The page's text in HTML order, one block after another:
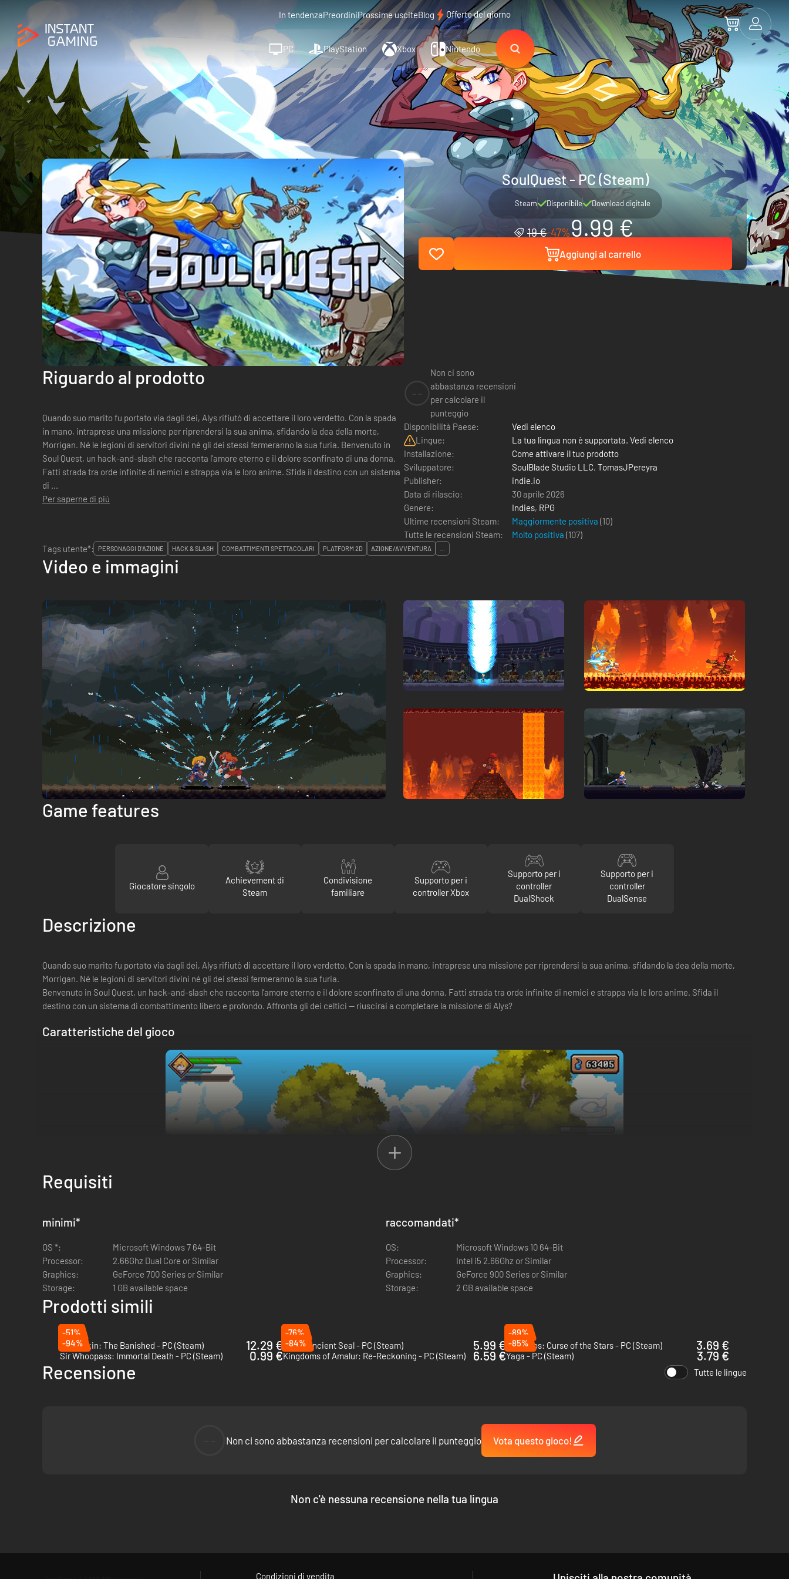
In tendenzaPreordiniProssime usciteBlog Offerte del giorno
PC PlayStation Xbox Nintendo
SoulQuest - PC (Steam)
Steam Disponibile Download digitale
19 €-47%9.99 €
Aggiungi al carrello
Riguardo al prodotto
Quando suo marito fu portato via dagli dei, Alys rifiutò di accettare il loro verdetto. Con la spada
in mano, intraprese una missione per riprendersi la sua anima, sfidando la dea della morte,
Morrigan. Né le legioni di servitori divini né gli dei stessi fermeranno la sua furia. Benvenuto in
Soul Quest, un hack-and-slash che racconta l’amore eterno e il dolore sconfinato di una donna.
Fatti strada tra orde infinite di nemici e strappa via le loro anime. Sfida il destino con un sistema
di ...
Per saperne di più
Non ci sono
abbastanza recensioni
per calcolare il
punteggio
Disponibilità Paese:
Vedi elenco
Lingue:
La tua lingua non è supportata. Vedi elenco
Installazione:
Come attivare il tuo prodotto
Sviluppatore:
SoulBlade Studio LLC, TomasJPereyra
Publisher:
indie.io
Data di rilascio:
30 aprile 2026
Genere:
Indies, RPG
Ultime recensioni Steam:
Maggiormente positiva (10)
Tutte le recensioni Steam:
Molto positiva (107)
Tags utente*:
PERSONAGGI D'AZIONE HACK & SLASH COMBATTIMENTI SPETTACOLARI PLATFORM 2D AZIONE/AVVENTURA ...
Video e immagini
Game features
Giocatore singolo
Achievement di
Steam
Condivisione
familiare
Supporto per i
controller Xbox
Supporto per i
controller
DualShock
Supporto per i
controller
DualSense
Descrizione
Quando suo marito fu portato via dagli dei, Alys rifiutò di accettare il loro verdetto. Con la spada in mano, intraprese una missione per riprendersi la sua anima, sfidando la dea della morte,
Morrigan. Né le legioni di servitori divini né gli dei stessi fermeranno la sua furia.
Benvenuto in Soul Quest, un hack-and-slash che racconta l’amore eterno e il dolore sconfinato di una donna. Fatti strada tra orde infinite di nemici e strappa via le loro anime. Sfida il
destino con un sistema di combattimento libero e profondo. Affronta gli dei celtici — riuscirai a completare la missione di Alys?
Caratteristiche del gioco
Un’epica storia d’amore che conquista la morte, ambientata in un mondo fantasy ispirato ai miti celtici e alle leggende arturiane.
Requisiti
minimi*
OS *:
Microsoft Windows 7 64-Bit
Processor:
2.66Ghz Dual Core or Similar
Graphics:
GeForce 700 Series or Similar
Storage:
1 GB available space
raccomandati*
OS:
Microsoft Windows 10 64-Bit
Processor:
Intel i5 2.66Ghz or Similar
Graphics:
GeForce 900 Series or Similar
Storage:
2 GB available space
Prodotti simili
-51%
Dragonkin: The Banished - PC (Steam)
12.29 €
-76%
Kaku: Ancient Seal - PC (Steam)
5.99 €
-89%
Asterigos: Curse of the Stars - PC (Steam)
3.69 €
-94%
Sir Whoopass: Immortal Death - PC (Steam)
0.99 €
-84%
Kingdoms of Amalur: Re-Reckoning - PC (Steam)
6.59 €
-85%
Yaga - PC (Steam)
3.79 €
Recensione Tutte le lingue
Non ci sono abbastanza recensioni per calcolare il punteggio Vota questo gioco!
Non c'è nessuna recensione nella tua lingua
Condizioni di vendita